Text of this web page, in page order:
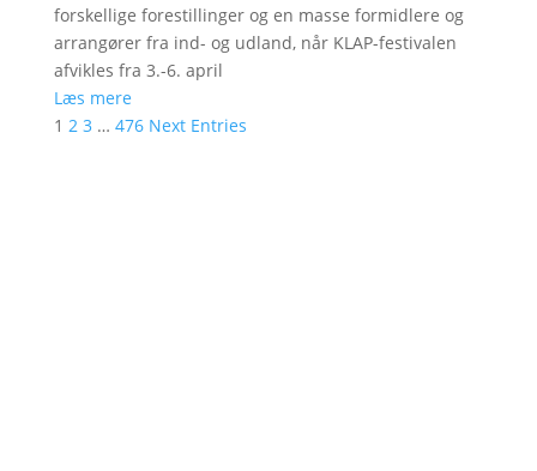
forskellige forestillinger og en masse formidlere og
arrangører fra ind- og udland, når KLAP-festivalen
afvikles fra 3.-6. april
Læs mere
1 2 3 … 476 Next Entries